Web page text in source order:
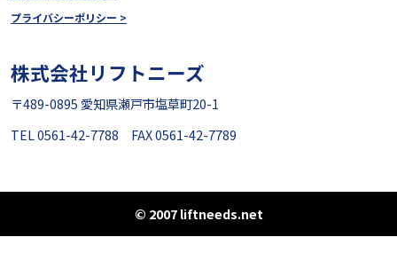
安全対策商品
物流機器 - マテハン
プライバシーポリシー >
株式会社リフトニーズ
〒489-0895 愛知県瀬戸市塩草町20-1
TEL 0561-42-7788 FAX 0561-42-7789
© 2007 liftneeds.net